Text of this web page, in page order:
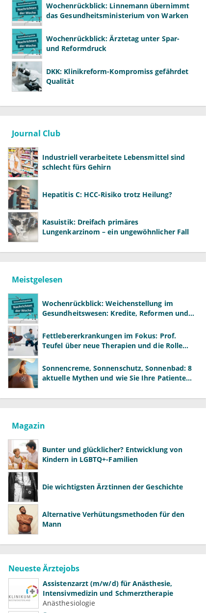
Wochenrückblick: Linnemann übernimmt
das Gesundheitsministerium von Warken
Wochenrückblick: Ärztetag unter Spar-
und Reformdruck
DKK: Klinikreform-Kompromiss gefährdet
Qualität
Journal Club
Industriell verarbeitete Lebensmittel sind
schlecht fürs Gehirn
Hepatitis C: HCC-Risiko trotz Heilung?
Kasuistik: Dreifach primäres
Lungenkarzinom – ein ungewöhnlicher Fall
Meistgelesen
Wochenrückblick: Weichenstellung im
Gesundheitswesen: Kredite, Reformen und
Fettlebererkrankungen im Fokus: Prof.
Teufel über neue Therapien und die Rolle
Sonnencreme, Sonnenschutz, Sonnenbad: 8
aktuelle Mythen und wie Sie Ihre Patienten
Magazin
Bunter und glücklicher? Entwicklung von
Kindern in LGBTQ+-Familien
Die wichtigsten Ärztinnen der Geschichte
Alternative Verhütungsmethoden für den
Mann
Neueste Ärztejobs
Assistenzarzt (m/w/d) für Anästhesie,
Intensivmedizin und Schmerztherapie
Anästhesiologie